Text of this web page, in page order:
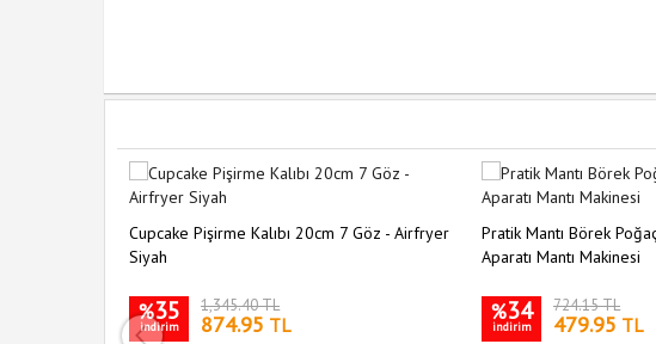
Cupcake Pişirme Kalıbı 20cm 7 Göz - Airfryer
Siyah
%35
indirim
1,345.40 TL
874.95 TL
Pratik Mantı Börek
Aparatı Mantı Makinesi
%34
indirim
724.15 TL
479.95 TL